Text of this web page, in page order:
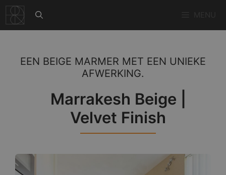
naar
de
EEN BEIGE MARMER MET EEN UNIEKE
AFWERKING.
Marrakesh Beige |
Velvet Finish